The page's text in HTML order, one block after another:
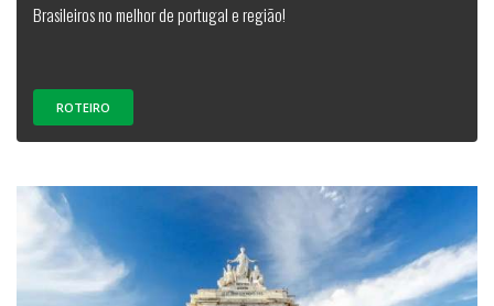
Brasileiros no melhor de portugal e região!
ROTEIRO